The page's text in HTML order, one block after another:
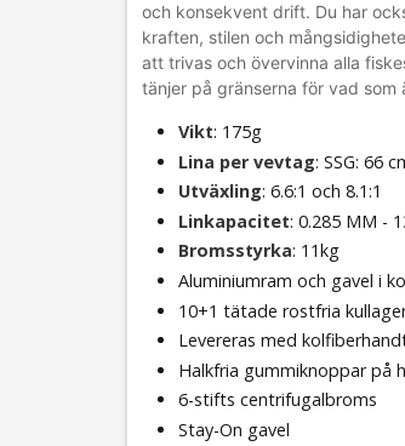
och konsekvent drift. Du har
kraften, stilen och
att trivas och övervinna alla
tänjer på gränserna för vad som
Vikt: 175g
Lina per vevtag: SSG: 66
Utväxling: 6.6:1 och 8.1:1
Linkapacitet: 0.285 MM -
Bromsstyrka: 11kg
Aluminiumram och gavel i
10+1 tätade rostfria
Levereras med
Halkfria gummiknoppar på
6-stifts centrifugalbroms
Stay-On gavel